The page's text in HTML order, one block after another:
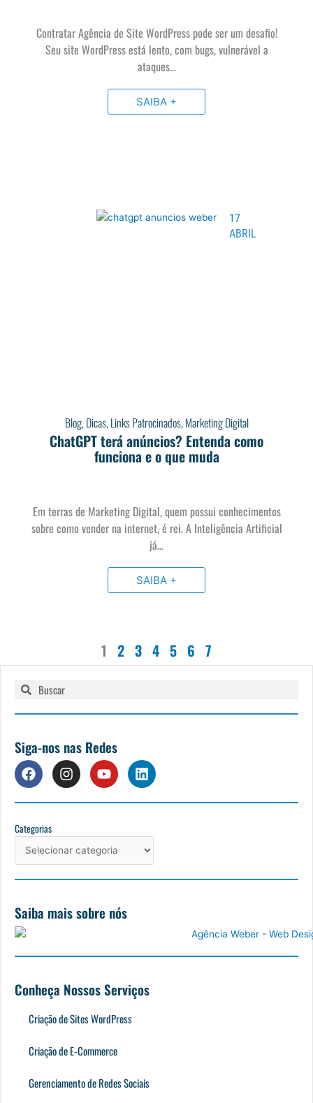
Contratar Agência de Site WordPress pode ser um desafio!
Seu site WordPress está lento, com bugs, vulnerável a
ataques…
SAIBA +
Blog,Dicas,Links Patrocinados,Marketing Digital
ChatGPT terá anúncios? Entenda como
funciona e o que muda
17
ABRIL
Em terras de Marketing Digital, quem possui conhecimentos
sobre como vender na internet, é rei. A Inteligência Artificial
já…
SAIBA +
1 2 3 4 5 6 7
Pesquisar
Pesquisar
Siga-nos nas Redes
F
a
e
o
o
k
I
n
t
g
r
a
m
Y
o
t
b
e
L
i
k
d
i
n
Categorias
Categorias
Saiba mais sobre nós
Conheça Nossos Serviços
Criação de Sites WordPress
Criação de E-Commerce
Gerenciamento de Redes Sociais